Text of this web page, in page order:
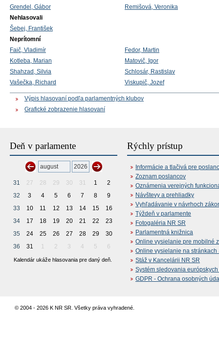
Grendel, Gábor
Remišová, Veronika
Nehlasovali
Šebej, František
Neprítomní
Faič, Vladimír
Fedor, Martin
Kotleba, Marian
Matovič, Igor
Shahzad, Silvia
Schlosár, Rastislav
Vašečka, Richard
Viskupič, Jozef
Výpis hlasovaní podľa parlamentných klubov
Grafické zobrazenie hlasovaní
Deň v parlamente
31 27 28 29 30 31 1
2
32
3 4 5 6 7 8
9
33
10 11 12 13 14 15
16
34
17 18 19 20 21 22
23
35
24 25 26 27 28 29
30
36
31 1 2 3 4 5 6
Kalendár ukáže hlasovania pre daný deň.
Rýchly prístup
Informácie a tlačivá pre
Zoznam poslancov
Oznámenia verejných
Návštevy a prehliadky
Vyhľadávanie v návrhoch
Týždeň v parlamente
Fotogaléria NR SR
Parlamentná knižnica
Online vysielanie pre mobilné
Online vysielanie na stránkach
Stáž v Kancelárii NR SR
Systém sledovania
GDPR - Ochrana osobných
© 2004 - 2026 K NR SR. Všetky práva vyhradené.